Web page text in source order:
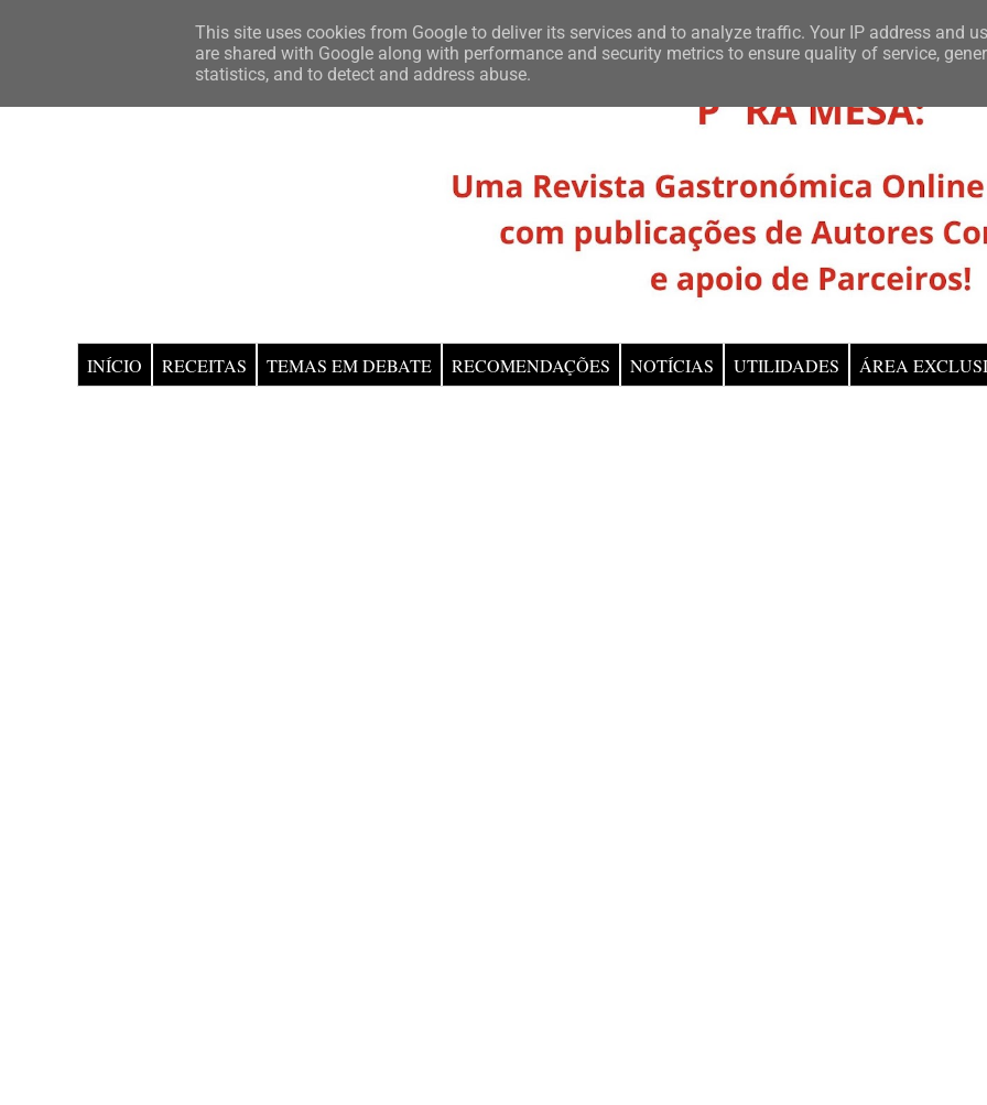
INÍCIO RECEITAS TEMAS EM DEBATE RECOMENDAÇÕES NOTÍCIAS UTILIDADES ÁREA
This site uses cookies from Google to deliver its services and to analyze traffic. Your IP address and
are shared with Google along with performance and security metrics to ensure quality of service,
statistics, and to detect and address abuse.